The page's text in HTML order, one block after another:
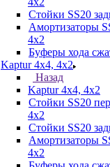
Стойки SS20
Амортизаторы
4х2
Буферы хода
Kaptur 4х4, 4х2
Назад
Kaptur 4х4, 4х2
Стойки SS20
4x2
Стойки SS20
Амортизаторы
4х2